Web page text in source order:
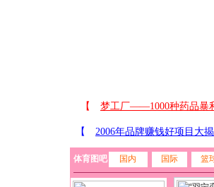
体育图吧 国内 国际 篮